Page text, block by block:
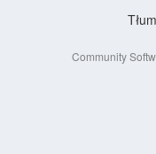
Community